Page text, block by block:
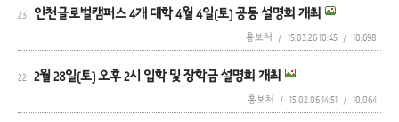
23 인천글로벌캠퍼스 4개 대학 4월 4일(토) 공동 설명회 개최
홍보처 / 15.03.26 10:45 / 10,698
22 2월 28일(토) 오후 2시 입학 및 장학금 설명회 개최
홍보처 / 15.02.06 14:51 / 10,064